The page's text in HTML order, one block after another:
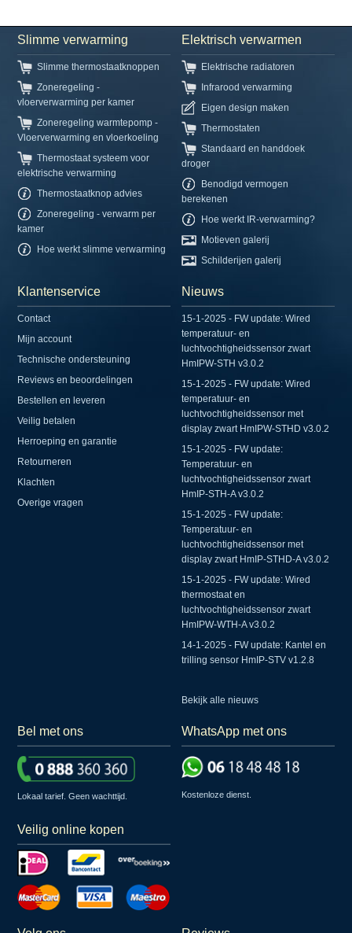
Slimme verwarming
Slimme thermostaatknoppen
Zoneregeling -
vloerverwarming per kamer
Zoneregeling warmtepomp -
Vloerverwarming en vloerkoeling
Thermostaat systeem voor
elektrische verwarming
Thermostaatknop advies
Zoneregeling - verwarm per
kamer
Hoe werkt slimme verwarming
Elektrisch verwarmen
Elektrische radiatoren
Infrarood verwarming
Eigen design maken
Thermostaten
Standaard en handdoek
droger
Benodigd vermogen
berekenen
Hoe werkt IR-verwarming?
Motieven galerij
Schilderijen galerij
Klantenservice
Contact
Mijn account
Technische ondersteuning
Reviews en beoordelingen
Bestellen en leveren
Veilig betalen
Herroeping en garantie
Retourneren
Klachten
Overige vragen
Nieuws
15-1-2025 - FW update: Wired
temperatuur- en
luchtvochtigheidssensor zwart
HmIPW-STH v3.0.2
15-1-2025 - FW update: Wired
temperatuur- en
luchtvochtigheidssensor met
display zwart HmIPW-STHD v3.0.2
15-1-2025 - FW update:
Temperatuur- en
luchtvochtigheidssensor zwart
HmIP-STH-A v3.0.2
15-1-2025 - FW update:
Temperatuur- en
luchtvochtigheidssensor met
display zwart HmIP-STHD-A v3.0.2
15-1-2025 - FW update: Wired
thermostaat en
luchtvochtigheidssensor zwart
HmIPW-WTH-A v3.0.2
14-1-2025 - FW update: Kantel en
trilling sensor HmIP-STV v1.2.8
Bekijk alle nieuws
Bel met ons
Lokaal tarief. Geen wachttijd.
WhatsApp met ons
Kostenloze dienst.
Veilig online kopen